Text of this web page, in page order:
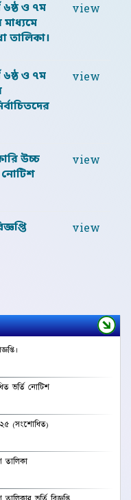
৬ষ্ঠ ও ৭ম
মাধ্যমে
তালিকা।
view
৬ষ্ঠ ও ৭ম
view
উচ্চ
নোটিশ
view
view
ভর্তি নোটিশ
(সংশোধিত)
তালিকা